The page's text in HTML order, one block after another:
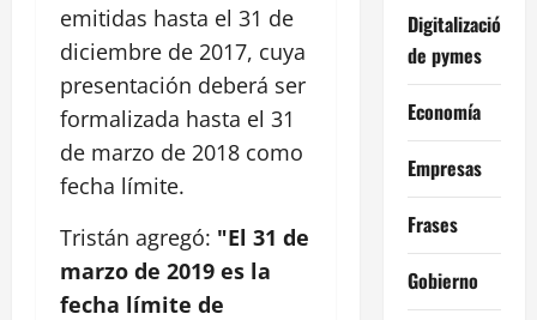
emitidas hasta el 31 de
diciembre de 2017, cuya
presentación deberá ser
formalizada hasta el 31
de marzo de 2018 como
fecha límite.
Tristán agregó: "El 31 de
marzo de 2019 es la
fecha límite de
Digitalización
de pymes
Economía
Empresas
Frases
Gobierno